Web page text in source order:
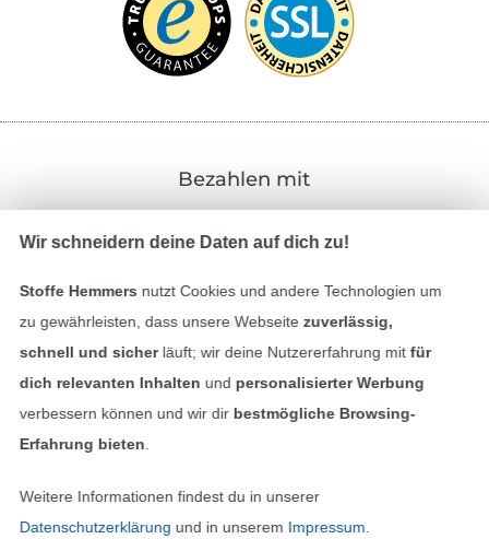
Bezahlen mit
Wir schneidern deine Daten auf dich zu!
Stoffe Hemmers nutzt Cookies und andere Technologien um
zu gewährleisten, dass unsere Webseite zuverlässig,
schnell und sicherläuft; wir deine Nutzererfahrung mitfür
dich relevanten Inhalten und personalisierter Werbung
verbessern können und wir dir bestmögliche Browsing-
Erfahrung bieten
Weitere Informationen findest du in unserer
Datenschutzerklärung und in unserem Impressum